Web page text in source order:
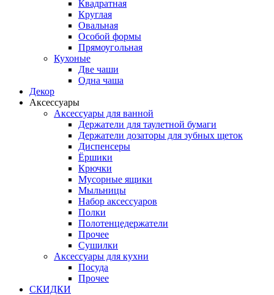
Квадратная
Круглая
Овальная
Особой формы
Прямоугольная
Кухоные
Две чаши
Одна чаша
Декор
Аксессуары
Аксессуары для ванной
Держатели для таулетной бумаги
Держатели дозаторы для зубных щеток
Диспенсеры
Ёршики
Крючки
Мусорные ящики
Мыльницы
Набор аксессуаров
Полки
Полотенцедержатели
Прочее
Сушилки
Аксессуары для кухни
Посуда
Прочее
СКИДКИ